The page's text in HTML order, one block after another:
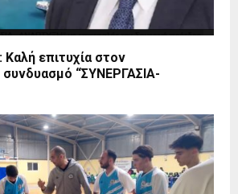
επιτυχία στον
συνδυασμό “ΣΥΝΕΡΓΑΣΙΑ-